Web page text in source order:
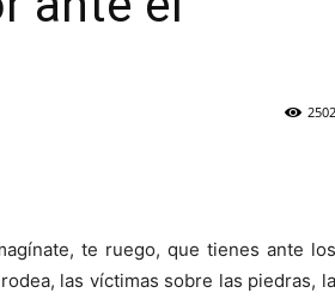
2502
te ruego, que tienes ante los
las víctimas sobre las piedras, la